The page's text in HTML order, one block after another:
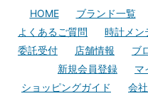
HOME ブランド一覧
よくあるご質問
時計メン
委託受付
店舗情報 ブ
新規会員登録
マ
ショッピングガイド
会